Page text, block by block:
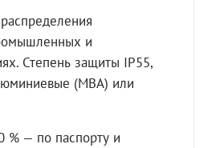
и
Степень защиты IP55,
(МВА) или
% — по паспорту и